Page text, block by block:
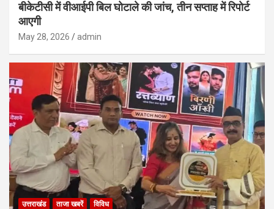
बीकेटीसी में वीआईपी बिल घोटाले की जांच, तीन सप्ताह में रिपोर्ट
आएगी
May 28, 2026 admin
उत्तराखंड ताजा खबरें विविध